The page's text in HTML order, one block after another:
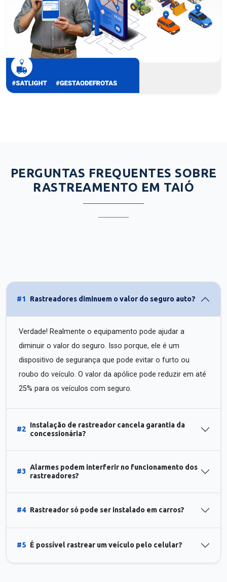
PERGUNTAS FREQUENTES SOBRE
RASTREAMENTO EM TAIÓ
#1 Rastreadores diminuem o valor do seguro auto?
Verdade! Realmente o equipamento pode ajudar a
diminuir o valor do seguro. Isso porque, ele é um
dispositivo de segurança que pode evitar o furto ou
roubo do veículo. O valor da apólice pode reduzir em até
25% para os veículos com seguro.
#2
Instalação de rastreador cancela garantia da
concessionária?
#3
Alarmes podem interferir no funcionamento dos
rastreadores?
#4 Rastreador só pode ser instalado em carros?
#5 É possível rastrear um veículo pelo celular?